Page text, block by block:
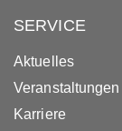
SERVICE
Aktuelles
Veranstaltungen
Karriere